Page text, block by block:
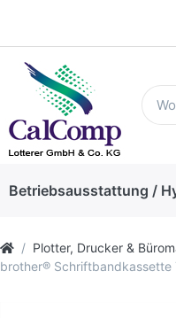
Betriebsausstattung /
Plotter, Drucker &
brother® Schriftbandkassette